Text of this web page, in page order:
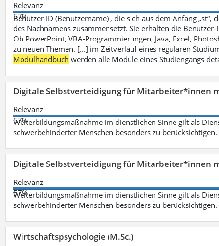
Relevanz:
57%
Benutzer-ID (Benutzername) , die sich aus dem Anfang „st“,
des Nachnamens zusammensetzt. Sie erhalten die
Ob PowerPoint, VBA-Programmierungen, Java, Excel,
zu neuen Themen. [...] im Zeitverlauf eines regulären
Modulhandbuch werden alle Module eines Studiengangs
Digitale Selbstverteidigung für Mitarbeiter*innen
Relevanz:
57%
Weiterbildungsmaßnahme im dienstlichen Sinne gilt als
schwerbehinderter Menschen besonders zu berücksichtigen.
Digitale Selbstverteidigung für Mitarbeiter*innen
Relevanz:
57%
Weiterbildungsmaßnahme im dienstlichen Sinne gilt als
schwerbehinderter Menschen besonders zu berücksichtigen.
Wirtschaftspsychologie (M.Sc.)